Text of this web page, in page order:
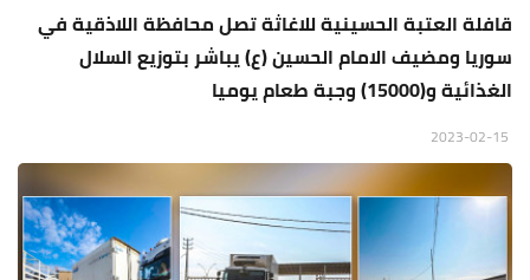
قافلة العتبة الحسينية للاغاثة تصل محافظة اللاذقية في
سوريا ومضيف الامام الحسين (ع) يباشر بتوزيع السلال
الغذائية و(15000) وجبة طعام يوميا